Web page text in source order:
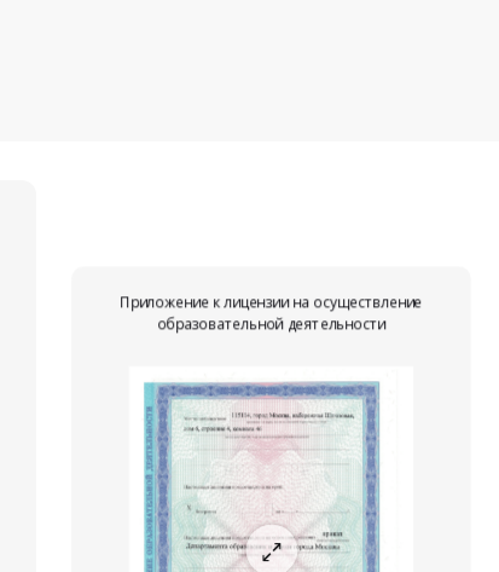
Приложение к лицензии на осуществление
образовательной деятельности